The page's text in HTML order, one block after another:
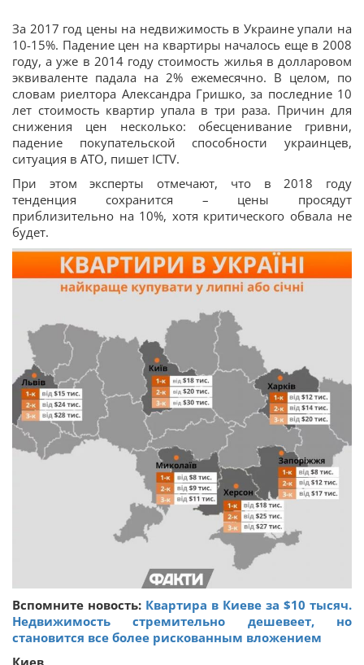
За 2017 год цены на недвижимость в Украине упали на
10-15%. Падение цен на квартиры началось еще в 2008
году, а уже в 2014 году стоимость жилья в долларовом
эквиваленте падала на 2% ежемесячно. В целом, по
словам риелтора Александра Гришко, за последние 10
лет стоимость квартир упала в три раза. Причин для
снижения цен несколько: обесценивание гривни,
падение покупательской способности украинцев,
ситуация в АТО, пишет ICTV.
При этом эксперты отмечают, что в 2018 году
тенденция сохранится – цены просядут
приблизительно на 10%, хотя критического обвала не
будет.
Вспомните новость: Квартира в Киеве за $10 тысяч.
Недвижимость стремительно дешевеет, но
становится все более рискованным вложением
Киев